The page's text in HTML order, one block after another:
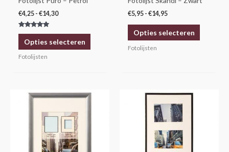
€4,25 - €14,30
Gewaardeerd
5.00
uit 5Opties selecteren
de
productpagina
Fotolijsten
€5,95 - €14,95
Opties selecteren
op
Fotolijsten
Prijsklasse:
€14,30
Dit